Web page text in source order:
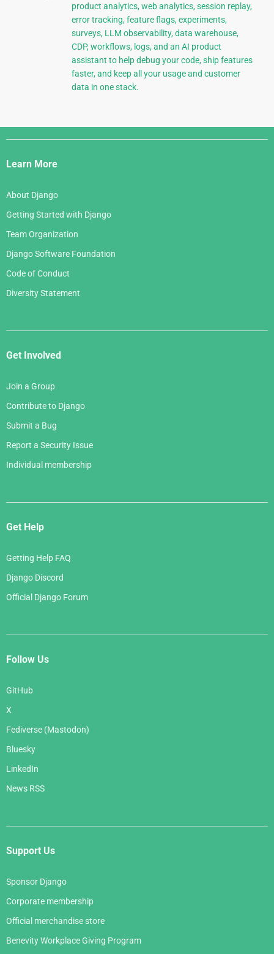
product analytics, web analytics, session replay,
error tracking, feature flags, experiments,
surveys, LLM observability, data warehouse,
CDP, workflows, logs, and an AI product
assistant to help debug your code, ship features
faster, and keep all your usage and customer
data in one stack.
Django
Links
Learn More
About Django
Getting Started with Django
Team Organization
Django Software Foundation
Code of Conduct
Diversity Statement
Get Involved
Join a Group
Contribute to Django
Submit a Bug
Report a Security Issue
Individual membership
Get Help
Getting Help FAQ
Django Discord
Official Django Forum
Follow Us
GitHub
X
Fediverse (Mastodon)
Bluesky
LinkedIn
News RSS
Support Us
Sponsor Django
Corporate membership
Official merchandise store
Benevity Workplace Giving Program